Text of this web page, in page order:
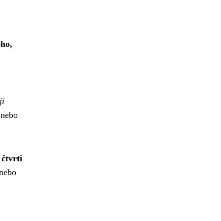
čtvrti